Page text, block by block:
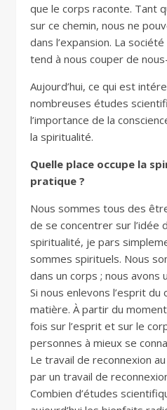
que le corps raconte. Tant
sur ce chemin, nous ne
dans l’expansion. La
tend à nous couper de
Aujourd’hui, ce qui est
nombreuses études
l’importance de la
la spiritualité.
Quelle place occupe la
pratique ?
Nous sommes tous des
de se concentrer sur l’idée
spiritualité, je pars
sommes spirituels. Nous
dans un corps ; nous avons
Si nous enlevons l’esprit
matière. À partir du
fois sur l’esprit et sur le
personnes à mieux se
Le travail de reconnexion
par un travail de
Combien d’études